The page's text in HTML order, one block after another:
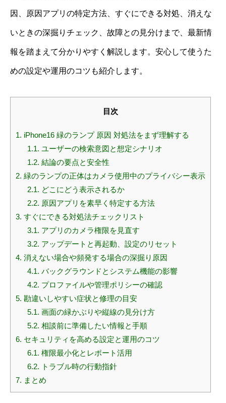
因、原因アプリの特定方法、すぐにできる対処、消えな
いときの深掘りチェック、故障との見分けまで、最新情
報を踏まえて分かりやすく解説します。安心して使うた
めの設定や運用のコツも紹介します。
目次
1. iPhone16 緑のランプ 原因 対処法をまず理解する
1.1. ユーザーの検索意図と想定シナリオ
1.2. 結論の要点と安全性
2. 緑のランプの正体はカメラ使用中のプライバシー表示
2.1. どこにどう表示されるか
2.2. 原因アプリを素早く特定する方法
3. すぐにできる対処法チェックリスト
3.1. アプリのカメラ権限を見直す
3.2. アップデートと再起動、設定のリセット
4. 消えない場合や頻発する場合の深掘り原因
4.1. バックグラウンドとシステム機能の影響
4.2. プロファイルや管理ポリシーの確認
5. 勘違いしやすい症状と修理の目安
5.1. 画面の緑かぶりや縦線の見分け方
5.2. 相談前に準備したい情報と手順
6. セキュリティを高める設定と運用のコツ
6.1. 権限最小化とレポート活用
6.2. トラブル時の行動指針
7. まとめ